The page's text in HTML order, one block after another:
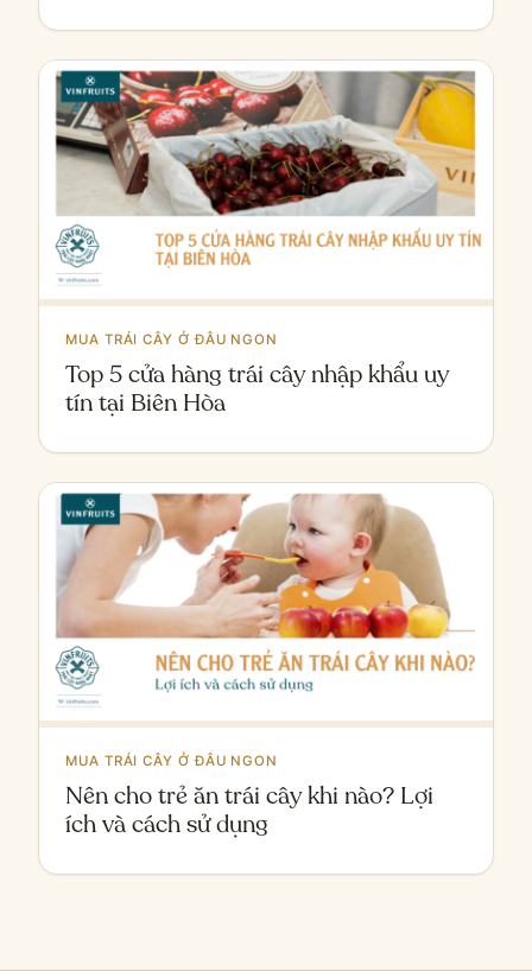
MUA TRÁI CÂY Ở ĐÂU NGON
Top 5 cửa hàng trái cây nhập khẩu uy
tín tại Biên Hòa
MUA TRÁI CÂY Ở ĐÂU NGON
Nên cho trẻ ăn trái cây khi nào? Lợi
ích và cách sử dụng